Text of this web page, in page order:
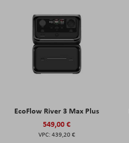
EcoFlow River 3 Max Plus
549,00 €
439,20 €